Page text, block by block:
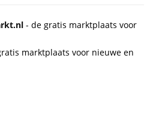
- de gratis marktplaats voor
marktplaats voor nieuwe en